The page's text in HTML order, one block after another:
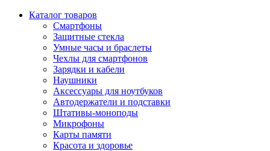
Каталог товаров
Смартфоны
Защитные стекла
Умные часы и браслеты
Чехлы для смартфонов
Зарядки и кабели
Наушники
Аксессуары для ноутбуков
Автодержатели и подставки
Штативы-моноподы
Микрофоны
Карты памяти
Красота и здоровье